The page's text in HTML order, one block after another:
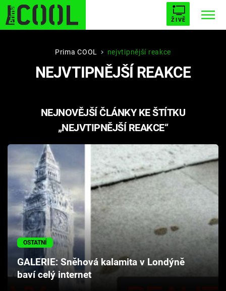
ŽIVĚ
STARHOUSE BUFFY, PŘEMOŽITELKA UPÍRŮ
PLNEJ KOTEL AVENGERS 5
Filmy
Seriály
Hry
Cool Esport
Pořady
Prima COOL nejvtipnější reakce
NEJVTIPNĚJŠÍ REAKCE
NEJNOVĚJŠÍ ČLÁNKY KE ŠTÍTKU
„NEJVTIPNĚJŠÍ REAKCE“
OSTATNÍ
GALERIE: Sněhová kalamita v Londýně
baví celý internet